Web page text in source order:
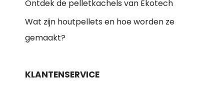
Ontdek de pelletkachels van Ekotech
Wat zijn houtpellets en hoe worden ze
gemaakt?
KLANTENSERVICE